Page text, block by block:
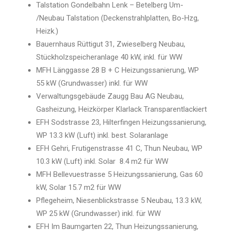
Talstation Gondelbahn Lenk – Betelberg Um-
/Neubau Talstation (Deckenstrahlplatten, Bo-Hzg,
Heizk.)
Bauernhaus Rüttigut 31, Zwieselberg Neubau,
Stückholzspeicheranlage 40 kW, inkl. für WW
MFH Länggasse 28 B + C Heizungssanierung, WP
55 kW (Grundwasser) inkl. für WW
Verwaltungsgebäude Zaugg Bau AG Neubau,
Gasheizung, Heizkörper Klarlack Transparentlackiert
EFH Sodstrasse 23, Hilterfingen Heizungssanierung,
WP 13.3 kW (Luft) inkl. best. Solaranlage
EFH Gehri, Frutigenstrasse 41 C, Thun Neubau, WP
10.3 kW (Luft) inkl. Solar 8.4 m2 für WW
MFH Bellevuestrasse 5 Heizungssanierung, Gas 60
kW, Solar 15.7 m2 für WW
Pflegeheim, Niesenblickstrasse 5 Neubau, 13.3 kW,
WP 25 kW (Grundwasser) inkl. für WW
EFH Im Baumgarten 22, Thun Heizungssanierung,